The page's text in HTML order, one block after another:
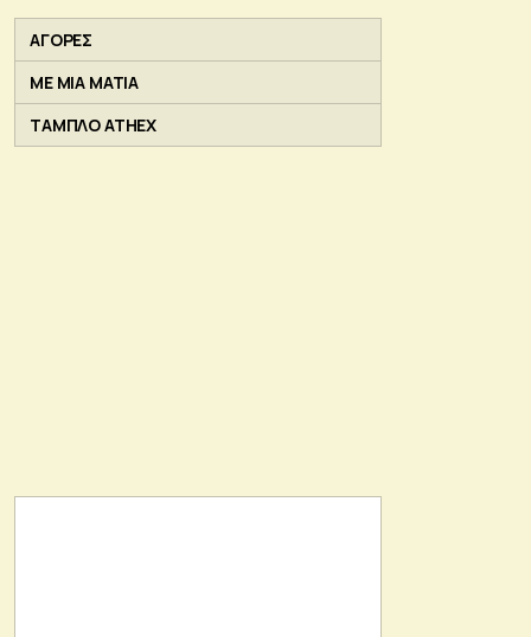
ΑΓΟΡΕΣ
ΜΕ ΜΙΑ ΜΑΤΙΑ
ΤΑΜΠΛΟ ATHEX